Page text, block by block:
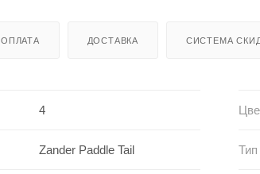
ОПЛАТА ДОСТАВКА СИСТЕМА
4
Zander Paddle Tail